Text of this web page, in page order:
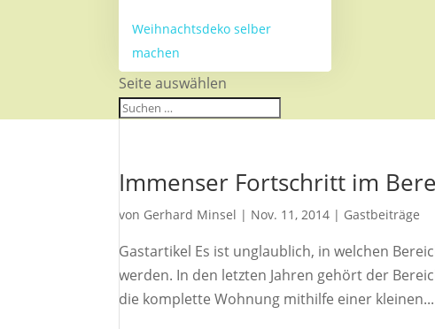
Weihnachtsdeko selber
machen
Seite auswählen
Immenser Fortschritt im
von Gerhard Minsel | Nov. 11, 2014 | Gastbeiträge
Gastartikel Es ist unglaublich, in welchen
werden. In den letzten Jahren gehört der
die komplette Wohnung mithilfe einer kleinen...